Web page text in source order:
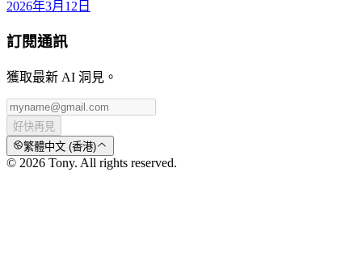
2026年3月12日
訂閱通訊
獲取最新 AI 洞見。
好快再見
繁體中文 (香港)
© 2026 Tony. All rights reserved.